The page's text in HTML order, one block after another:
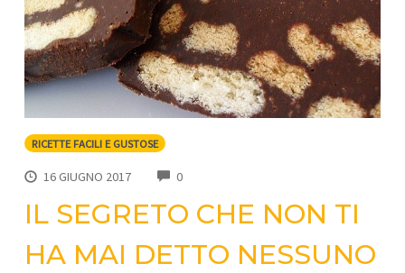
RICETTE FACILI E GUSTOSE
16 GIUGNO 2017 0COMMENTS
IL SEGRETO CHE NON TI
HA MAI DETTO NESSUNO